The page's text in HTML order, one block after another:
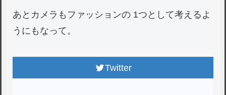
あとカメラもファッションの 1つとして考えるよ
うにもなって。
Twitter